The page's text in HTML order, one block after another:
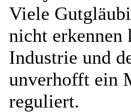
Viele
nicht erkennen
Industrie und
unverhofft ein
reguliert.